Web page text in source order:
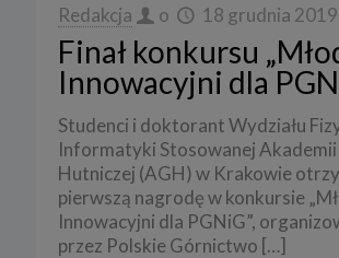
Redakcja o 18 grudnia 2019
Finał konkursu
Innowacyjni dla
Studenci i doktorant Wydziału
Informatyki Stosowanej
Hutniczej (AGH) w Krakowie
pierwszą nagrodę w konkursie
Innowacyjni dla PGNiG”,
przez Polskie Górnictwo […]